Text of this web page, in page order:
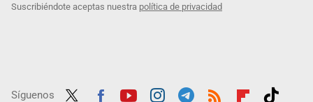
Suscribiéndote aceptas nuestra política de privacidad
Síguenos